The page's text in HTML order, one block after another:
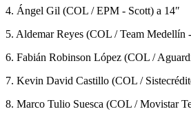
4. Ángel Gil (COL / EPM - Scott) a 14″
5. Aldemar Reyes (COL / Team Medellín
6. Fabián Robinson López (COL /
7. Kevin David Castillo (COL /
8. Marco Tulio Suesca (COL / Movistar